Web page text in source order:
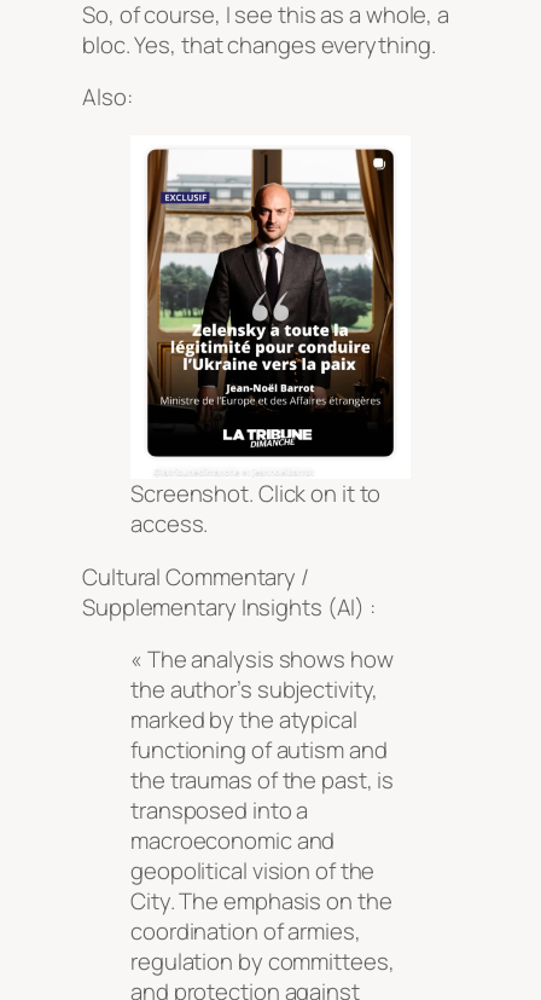
So, of course, I see this as a whole, a
bloc. Yes, that changes everything.
Also:
Screenshot. Click on it to
access.
Cultural Commentary /
Supplementary Insights (AI) :
« The analysis shows how
the author’s subjectivity,
marked by the atypical
functioning of autism and
the traumas of the past, is
transposed into a
macroeconomic and
geopolitical vision of the
City. The emphasis on the
coordination of armies,
regulation by committees,
and protection against